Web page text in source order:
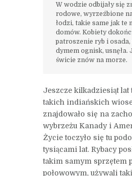
W wodzie odbijały się
rodowe, wyrzeźbione
łodzi, takie same jak te
domów. Kobiety
patroszenie ryb i osada,
dymem ognisk, usnęła.
świcie znów na morze.
Jeszcze kilkadziesiąt lat
takich indiańskich
znajdowało się na
wybrzeżu Kanady i
Życie toczyło się tu
tysiącami lat. Rybacy
takim samym sprzętem
połowowym, używali